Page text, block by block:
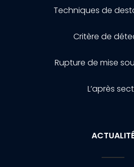
Techniques de
Critère de
Rupture de mise
L’après